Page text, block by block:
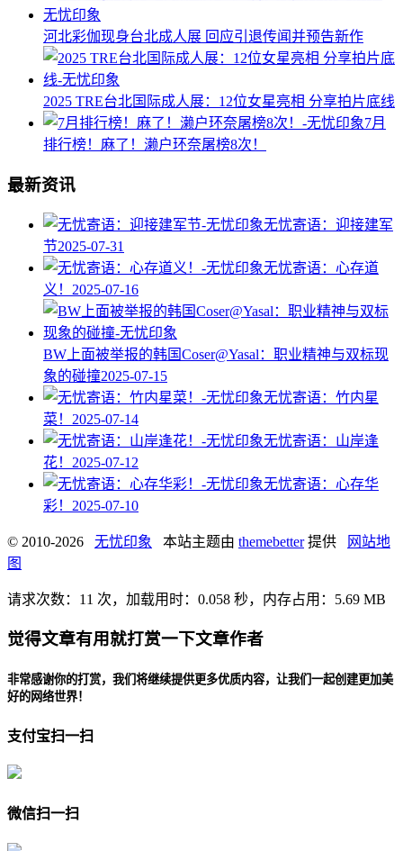
河北彩伽现身台北成人展 回应引退传闻并预告新作
2025 TRE台北国际成人展：12位女星亮相 分享拍片底线
7月
排行榜！麻了！濑户环奈屠榜8次！
最新资讯
无忧寄语：迎接建军
节2025-07-31
无忧寄语：心存道
义！ 2025-07-16
BW上面被举报的韩国Coser@Yasal：职业精神与双标现
象的碰撞​2025-07-15
无忧寄语：竹内星
菜！ 2025-07-14
无忧寄语：山岸逢
花！ 2025-07-12
无忧寄语：心存华
彩！ 2025-07-10
© 2010-2026 无忧印象 本站主题由 themebetter提供
网站地
图
请求次数：11 次，加载用时：0.058 秒，内存占用：5.69 MB
觉得文章有用就打赏一下文章作者
非常感谢你的打赏，我们将继续提供更多优质内容，让我们一起创建更加美
好的网络世界！
支付宝扫一扫
微信扫一扫